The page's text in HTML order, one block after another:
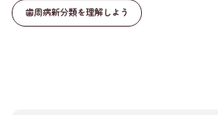
歯周病新分類を理解しよう